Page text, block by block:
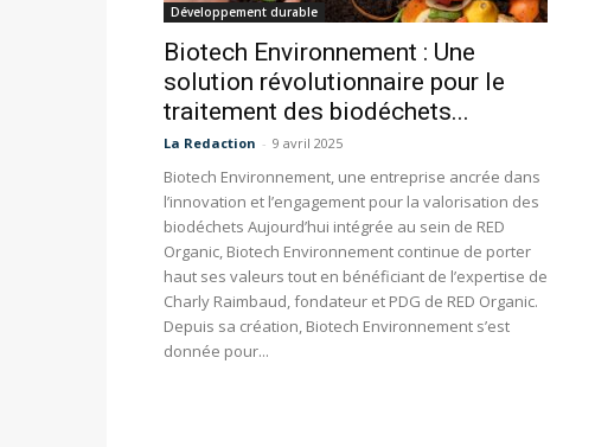
Développement durable
Biotech Environnement : Une
solution révolutionnaire pour le
traitement des biodéchets...
La Redaction - 9 avril 2025
Biotech Environnement, une entreprise ancrée dans
l’innovation et l’engagement pour la valorisation des
biodéchets Aujourd’hui intégrée au sein de RED
Organic, Biotech Environnement continue de porter
haut ses valeurs tout en bénéficiant de l’expertise de
Charly Raimbaud, fondateur et PDG de RED Organic.
Depuis sa création, Biotech Environnement s’est
donnée pour...